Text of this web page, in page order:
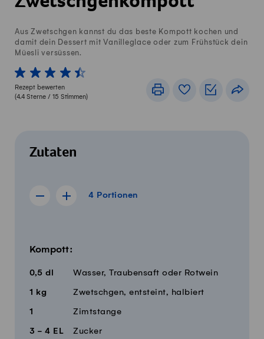
Aus Zwetschgen kannst du das beste Kompott kochen und
damit dein Dessert mit Vanilleglace oder zum Frühstück dein
Müesli versüssen.
1 von 5 Sterne
2 von 5 Sterne
3 von 5 Sterne
4 von 5 Sterne
5 von 5 Sterne
Rezept bewerten
(4.4 Sterne / 15 Stimmen)
DruckenRezeptbuch
Zutaten
4 Portionen
Rezept für 3 Portionen anzeigen
Rezept für 5 Portionen anzeigen
4 Portionen
Kompott:
0,5 dl Wasser, Traubensaft oder Rotwein
1 kg Zwetschgen, entsteint, halbiert
1 Zimtstange
3 - 4 EL Zucker